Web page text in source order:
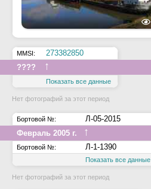
MMSI:
273382850
????
↑
Показать все данные
Нет фотографий за этот период
Бортовой №:
Л-05-2015
Февраль 2005 г.
↑
Бортовой №: Л-1-1390
Показать все данные
Нет фотографий за этот период